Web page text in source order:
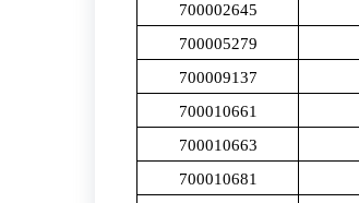
700002645
700005279
700009137
700010661
700010663
700010681